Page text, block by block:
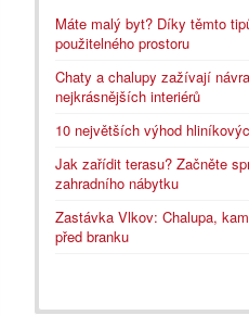
Máte malý byt? Díky těmto
použitelného prostoru
Chaty a chalupy zažívají
nejkrásnějších interiérů
10 největších výhod
Jak zařídit terasu? Začněte
zahradního nábytku
Zastávka Vlkov: Chalupa,
před branku